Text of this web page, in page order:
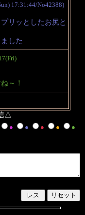
17:31:44/No42388)
リッとしたお尻と
した
～！
△
● ● ● ●
●